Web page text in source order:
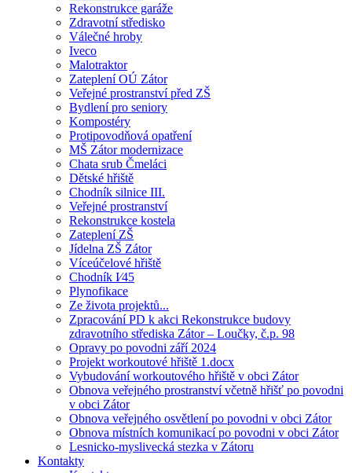
Rekonstrukce garáže
Zdravotní středisko
Válečné hroby
Iveco
Malotraktor
Zateplení OÚ Zátor
Veřejné prostranství před ZŠ
Bydlení pro seniory
Kompostéry
Protipovodňová opatření
MŠ Zátor modernizace
Chata srub Čmeláci
Dětské hřiště
Chodník silnice III.
Veřejné prostranství
Rekonstrukce kostela
Zateplení ZŠ
Jídelna ZŠ Zátor
Víceúčelové hřiště
Chodník I⁄45
Plynofikace
Ze života projektů...
Zpracování PD k akci Rekonstrukce budovy
zdravotního střediska Zátor – Loučky, č.p. 98
Opravy po povodni září 2024
Projekt workoutové hřiště 1.docx
Vybudování workoutového hřiště v obci Zátor
Obnova veřejného prostranství včetně hřišť po povodni
v obci Zátor
Obnova veřejného osvětlení po povodni v obci Zátor
Obnova místních komunikací po povodni v obci Zátor
Lesnicko-myslivecká stezka v Zátoru
Kontakty